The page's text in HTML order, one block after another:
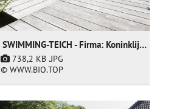
1. Platz - KATEGORIE: SWIMMING-TEICH - Firma: Koninklijke Ginkel Group
738,2 KB .JPG
© WWW.BIO.TOP